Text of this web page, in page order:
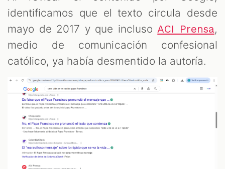
identificamos que el texto circula desde
mayo de 2017 y que incluso ACI Prensa,
medio de comunicación confesional
católico, ya había desmentido la autoría.